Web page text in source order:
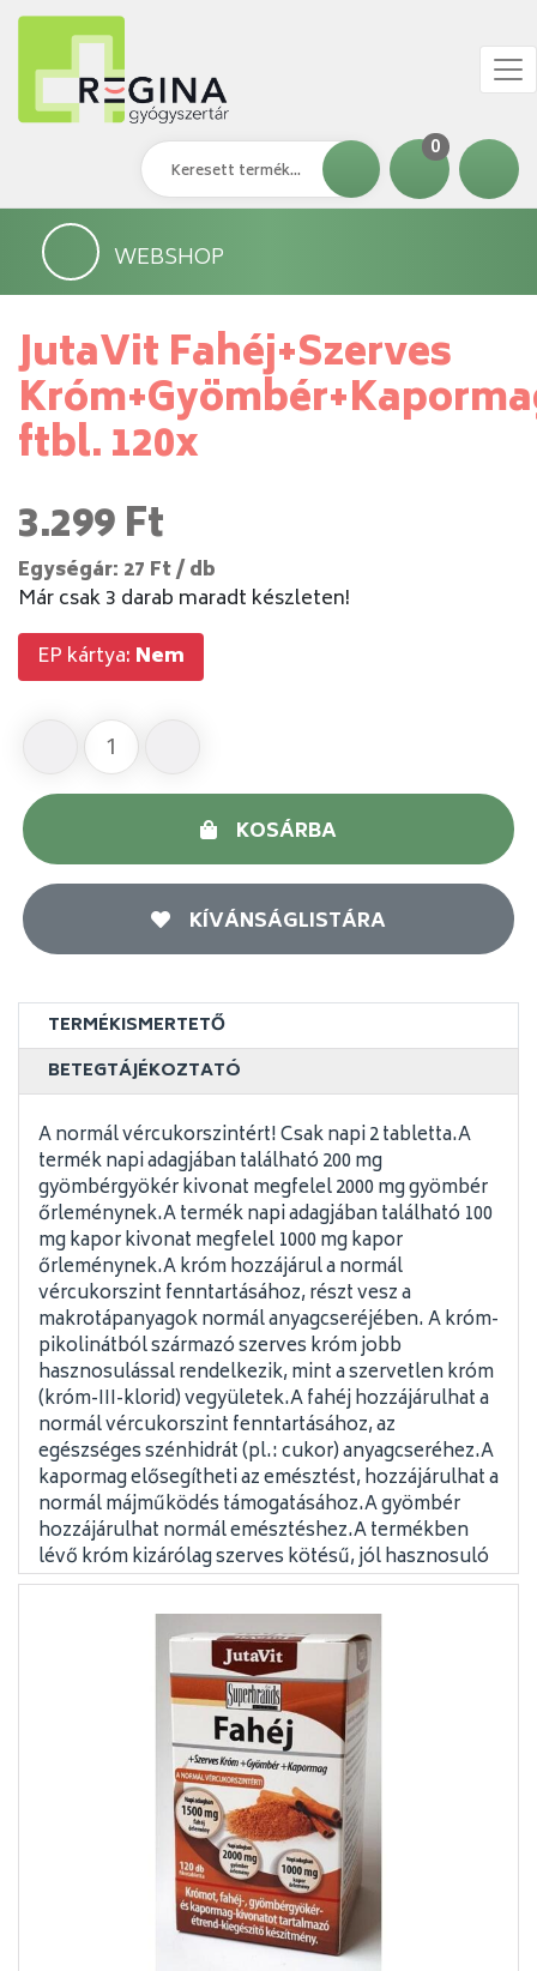
0
WEBSHOP
JutaVit Fahéj+Szerves
ftbl. 120x
3.299 Ft
Egységár: 27 Ft / db
Már csak 3 darab maradt készleten!
EP kártya: Nem
KOSÁRBA
KÍVÁNSÁGLISTÁRA
TERMÉKISMERTETŐ
BETEGTÁJÉKOZTATÓ
A normál vércukorszintért! Csak napi 2 tabletta.A
termék napi adagjában található 200 mg
gyömbérgyökér kivonat megfelel 2000 mg gyömbér
őrleménynek.A termék napi adagjában található 100
mg kapor kivonat megfelel 1000 mg kapor
őrleménynek.A króm hozzájárul a normál
vércukorszint fenntartásához, részt vesz a
makrotápanyagok normál anyagcseréjében. A króm-
pikolinátból származó szerves króm jobb
hasznosulással rendelkezik, mint a szervetlen króm
(króm-III-klorid) vegyületek.A fahéj hozzájárulhat a
normál vércukorszint fenntartásához, az
egészséges szénhidrát (pl.: cukor) anyagcseréhez.A
kapormag elősegítheti az emésztést, hozzájárulhat a
normál májműködés támogatásához.A gyömbér
hozzájárulhat normál emésztéshez.A termékben
lévő króm kizárólag szerves kötésű, jól hasznosuló
króm-pikolinátot tartalmaz!!!